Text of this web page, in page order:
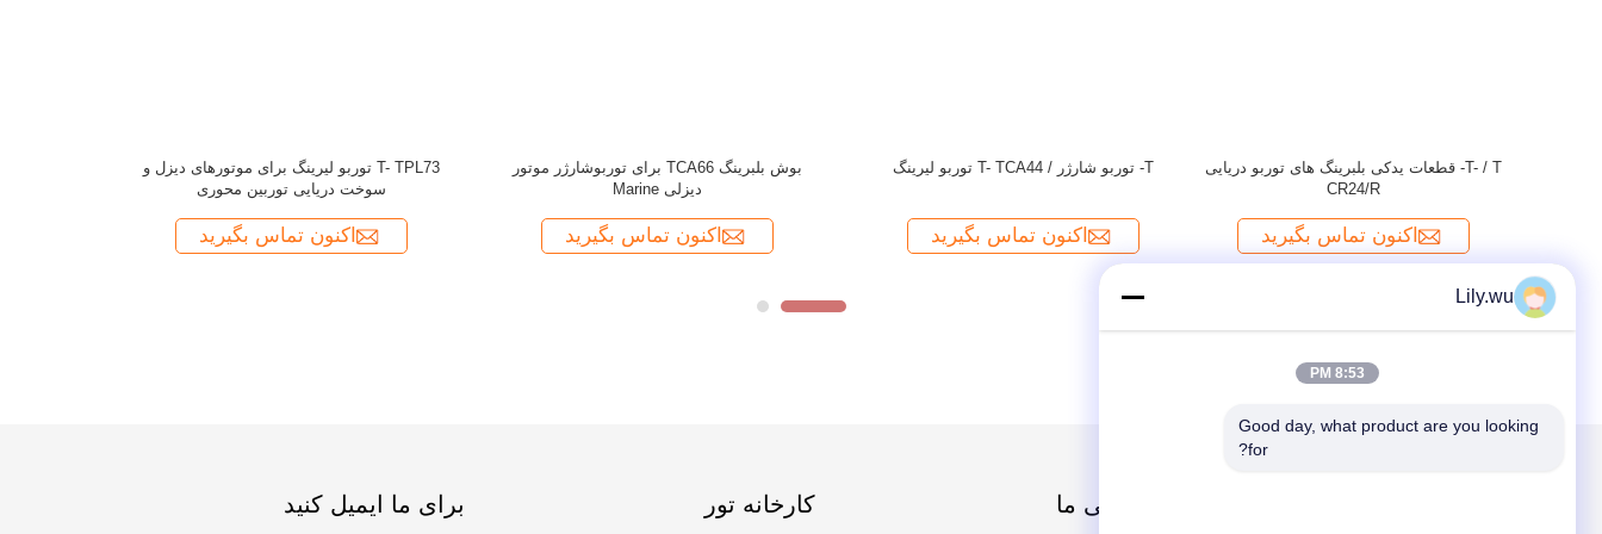
دربارهی ما کارخانه تور برای ما ایمیل کنید
Lily.wu
8:53 PM
Good day, what product are you looking
for?